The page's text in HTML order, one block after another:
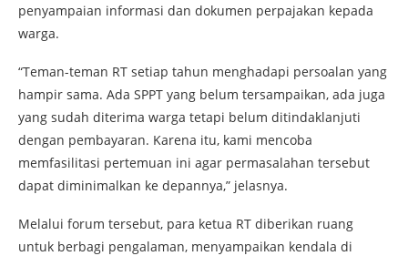
penyampaian informasi dan dokumen perpajakan kepada
warga.
“Teman-teman RT setiap tahun menghadapi persoalan yang
hampir sama. Ada SPPT yang belum tersampaikan, ada juga
yang sudah diterima warga tetapi belum ditindaklanjuti
dengan pembayaran. Karena itu, kami mencoba
memfasilitasi pertemuan ini agar permasalahan tersebut
dapat diminimalkan ke depannya,” jelasnya.
Melalui forum tersebut, para ketua RT diberikan ruang
untuk berbagi pengalaman, menyampaikan kendala di